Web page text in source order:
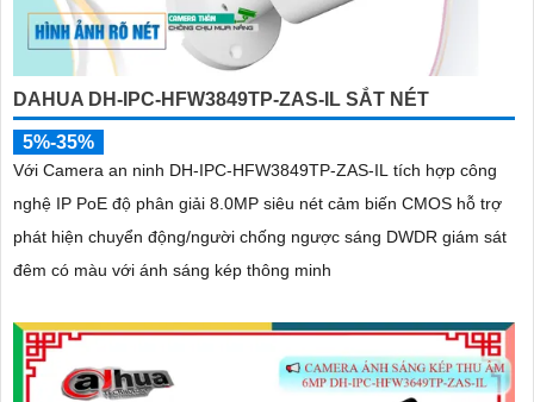
DAHUA DH-IPC-HFW3849TP-ZAS-IL SẮT NÉT
5%-35%
Với Camera an ninh DH-IPC-HFW3849TP-ZAS-IL tích hợp công
nghệ IP PoE độ phân giải 8.0MP siêu nét cảm biến CMOS hỗ trợ
phát hiện chuyển động/người chống ngược sáng DWDR giám sát
đêm có màu với ánh sáng kép thông minh